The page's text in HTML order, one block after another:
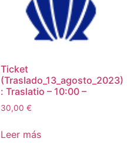
Ticket
(Traslado_13_agosto_2023)
: Traslatio – 10:00 –
30,00 €
Leer más